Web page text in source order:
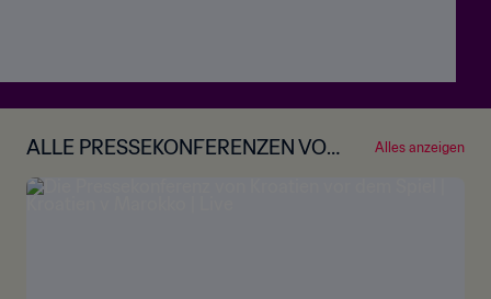
ALLE PRESSEKONFERENZEN VOR
DEN SPIELEN
Alles anzeigen